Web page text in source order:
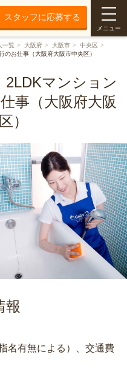
スタッフに応募する
メニュー
一覧 大阪府 大阪市
中央区
お仕事（大阪府大阪市中央区）
2LDKマンション
事（大阪府大阪
）
報
名有無による）、交通費